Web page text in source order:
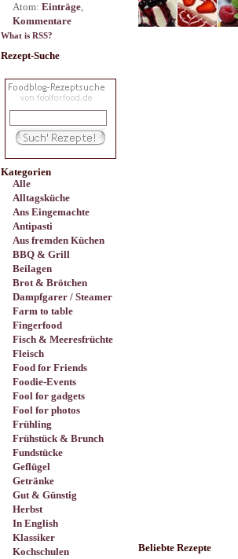
Atom: Einträge,
Kommentare
What is RSS?
Rezept-Suche
Kategorien
Alle
Alltagsküche
Ans Eingemachte
Antipasti
Aus fremden Küchen
BBQ & Grill
Beilagen
Brot & Brötchen
Dampfgarer / Steamer
Farm to table
Fingerfood
Fisch & Meeresfrüchte
Fleisch
Food for Friends
Foodie-Events
Fool for gadgets
Fool for photos
Frühling
Frühstück & Brunch
Fundstücke
Geflügel
Getränke
Gut & Günstig
Herbst
In English
Klassiker
Kochschulen
Beliebte Rezepte